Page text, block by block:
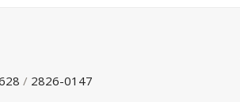
/ 2826-0147